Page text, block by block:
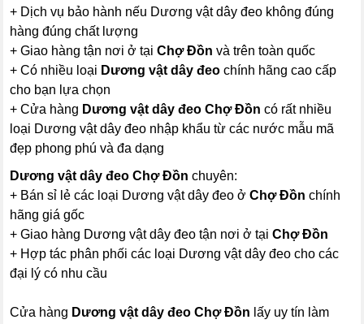
+ Dịch vụ bảo hành nếu Dương vật dây đeo không đúng
hàng đúng chất lượng
+ Giao hàng tận nơi ở tạiChợ Đồn và trên toàn quốc
+ Có nhiều loại Dương vật dây đeo chính hãng cao cấp
cho bạn lựa chọn
+ Cửa hàng Dương vật dây đeo Chợ Đồn có rất nhiều
loại Dương vật dây đeo nhập khẩu từ các nước mẫu mã
đẹp phong phú và đa dạng
Dương vật dây đeo Chợ Đồnchuyên:
+ Bán sỉ lẻ các loại Dương vật dây đeo ởChợ Đồn chính
hãng giá gốc
+ Giao hàng Dương vật dây đeo tận nơi ở tạiChợ Đồn
+ Hợp tác phân phối các loại Dương vật dây đeo cho các
đại lý có nhu cầu
Cửa hàng Dương vật dây đeo Chợ Đồn lấy uy tín làm